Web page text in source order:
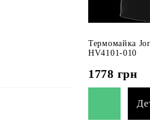
Термомайка
HV4101-010
1778 грн